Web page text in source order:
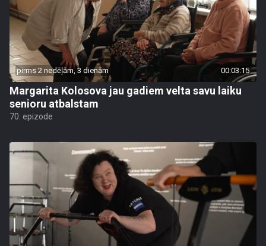
pirms 2 nedēļām, 3 dienām 00:03:15
Margarita Kolosova jau gadiem velta savu laiku
senioru atbalstam
70. epizode